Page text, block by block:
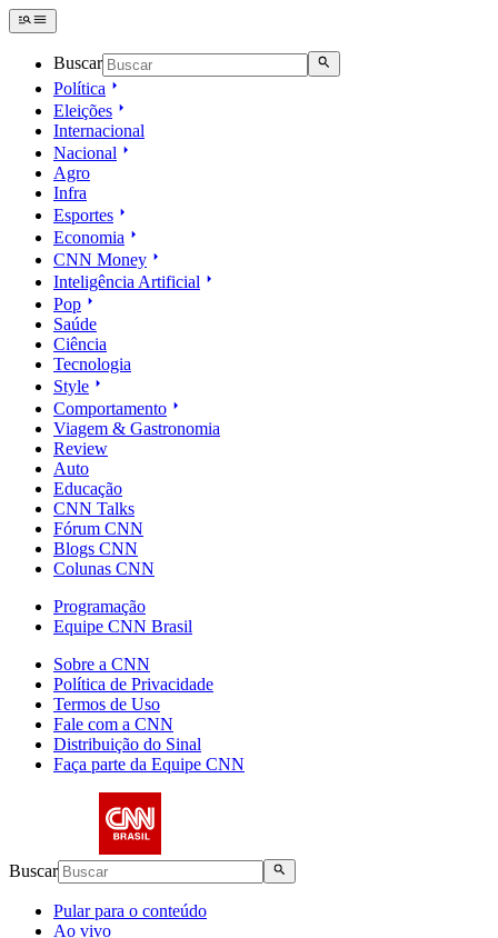
Buscar
Política
Eleições
Internacional
Nacional
Agro
Infra
Esportes
Economia
CNN Money
Inteligência Artificial
Pop
Saúde
Ciência
Tecnologia
Style
Comportamento
Viagem & Gastronomia
Review
Auto
Educação
CNN Talks
Fórum CNN
Blogs CNN
Colunas CNN
Programação
Equipe CNN Brasil
Sobre a CNN
Política de Privacidade
Termos de Uso
Fale com a CNN
Distribuição do Sinal
Faça parte da Equipe CNN
Buscar
Pular para o conteúdo
Ao vivo